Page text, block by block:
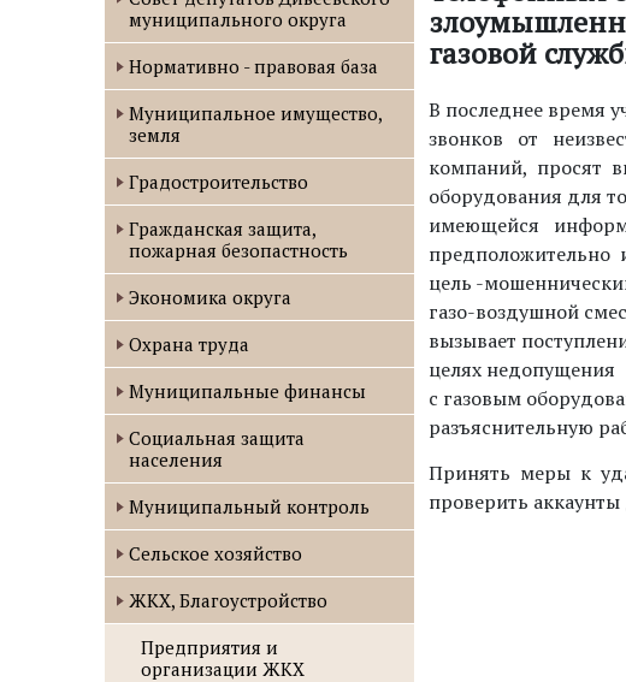
муниципального округа
Нормативно - правовая база
Муниципальное имущество,
земля
Градостроительство
Гражданская защита,
пожарная безопастность
Экономика округа
Охрана труда
Муниципальные финансы
Социальная защита
населения
Муниципальный контроль
Сельское хозяйство
ЖКХ, Благоустройство
Предприятия и
организации ЖКХ
газовой
В последнее время
звонков от
компаний, просят
оборудования для
имеющейся
предположительно
цель -
газо-воздушной
вызывает
целях
с газовым
разъяснительную
Принять меры к
проверить аккаунты